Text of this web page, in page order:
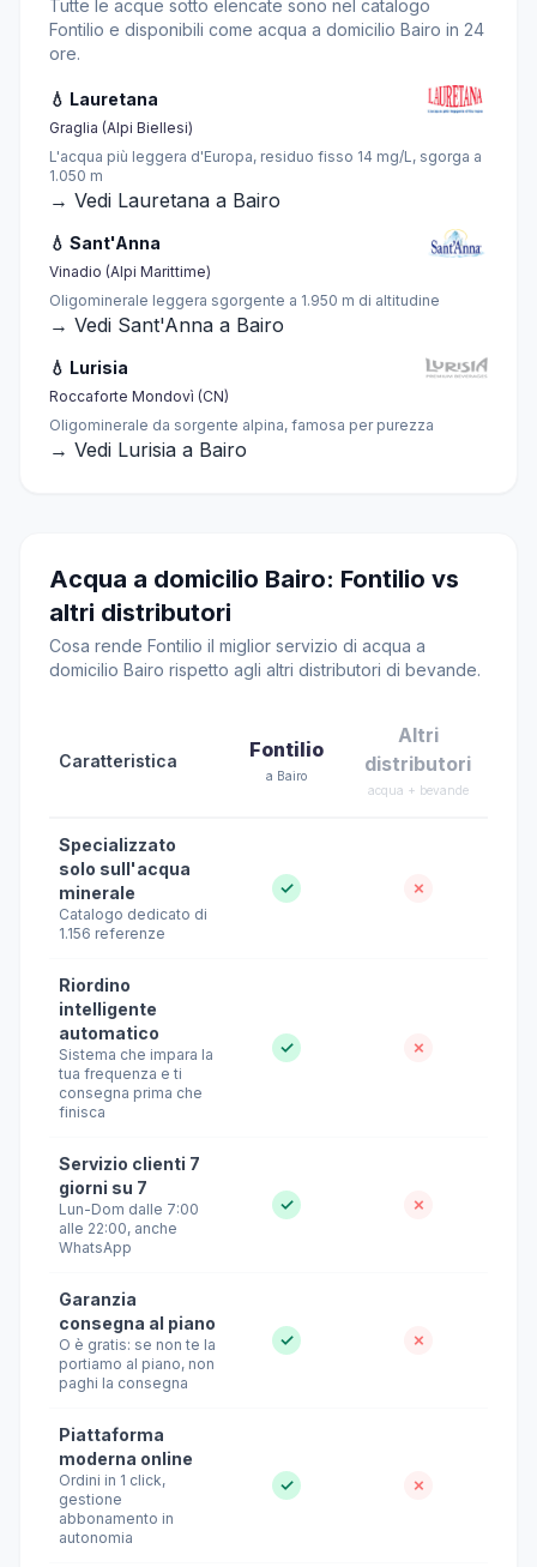
Tutte le acque sotto elencate sono nel catalogo
Fontilio e disponibili come acqua a domicilio Bairo in 24
ore.
💧 Lauretana
Graglia (Alpi Biellesi)
L'acqua più leggera d'Europa, residuo fisso 14 mg/L, sgorga a
1.050 m
→ Vedi Lauretana a Bairo
💧 Sant'Anna
Vinadio (Alpi Marittime)
Oligominerale leggera sgorgente a 1.950 m di altitudine
→ Vedi Sant'Anna a Bairo
💧 Lurisia
Roccaforte Mondovì (CN)
Oligominerale da sorgente alpina, famosa per purezza
→ Vedi Lurisia a Bairo
Acqua a domicilio Bairo: Fontilio vs
altri distributori
Cosa rende Fontilio il miglior servizio di acqua a
domicilio Bairo rispetto agli altri distributori di bevande.
Caratteristica Fontilio
a Bairo
Altri
distributori
acqua + bevande
Specializzato
solo sull'acqua
minerale
Catalogo dedicato di
1.156 referenze
✓ ✗
Riordino
intelligente
automatico
Sistema che impara la
tua frequenza e ti
consegna prima che
finisca
✓ ✗
Servizio clienti 7
giorni su 7
Lun-Dom dalle 7:00
alle 22:00, anche
WhatsApp
✓ ✗
Garanzia
consegna al piano
O è gratis: se non te la
portiamo al piano, non
paghi la consegna
✓ ✗
Piattaforma
moderna online
Ordini in 1 click,
gestione
abbonamento in
autonomia
✓ ✗